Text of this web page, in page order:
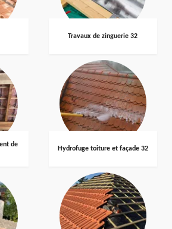
Travaux de zinguerie 32
de
Hydrofuge toiture et façade 32